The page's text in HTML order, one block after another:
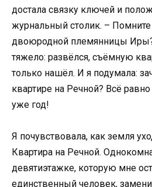
достала связку ключей и
журнальный столик. –
двоюродной племянницы Иры?
тяжело: развёлся, съёмную
только нашёл. И я подумала:
квартире на Речной? Всё
уже год!
Я почувствовала, как земля
Квартира на Речной.
девятиэтажке, которую мне
единственный человек,